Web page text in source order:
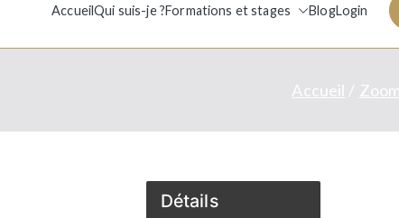
AccueilQui suis-je ?Formations et stages BlogLogin
Accueil
Détails